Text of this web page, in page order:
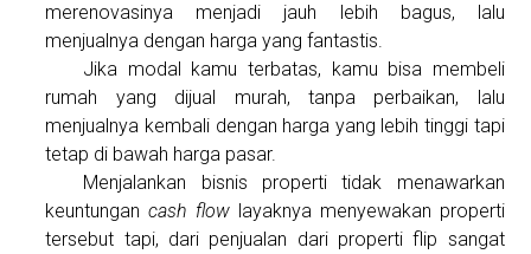
merenovasinya menjadi jauh lebih bagus, lalu
menjualnya dengan harga yang fantastis.
Jika modal kamu terbatas, kamu bisa membeli
rumah yang dijual murah, tanpa perbaikan, lalu
menjualnya kembali dengan harga yang lebih tinggi tapi
tetap di bawah harga pasar.
Menjalankan bisnis properti tidak menawarkan
keuntungancash flow layaknya menyewakan properti
tersebut tapi, dari penjualan dari properti flip sangat